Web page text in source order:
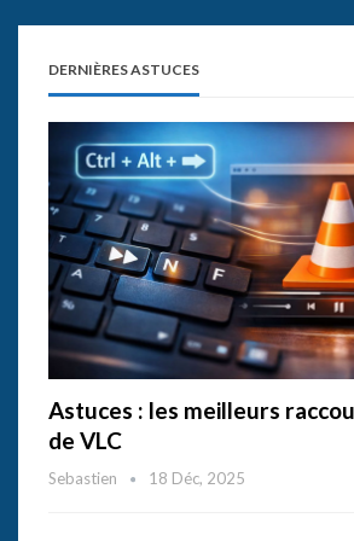
DERNIÈRES ASTUCES
Astuces : les meilleurs
de VLC
Sebastien 18 Déc, 2025